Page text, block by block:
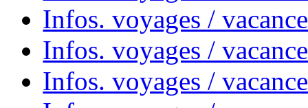
Infos. voyages /
Infos. voyages /
Infos. voyages /